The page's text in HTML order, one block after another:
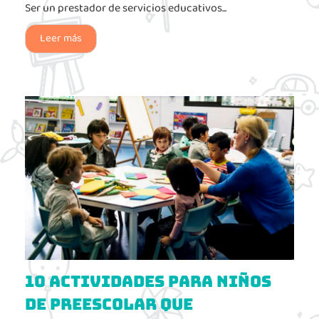
Ser un prestador de servicios educativos...
Leer más
10 actividades para niños
de preescolar que